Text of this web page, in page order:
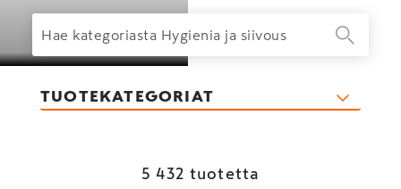
TUOTEKATEGORIAT
5 432 tuotetta